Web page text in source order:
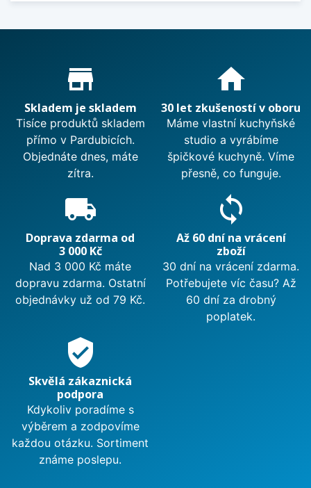
Proč nakupovat u nás?
store_mall_directory
Skladem je skladem
Tisíce produktů skladem
přímo v Pardubicích.
Objednáte dnes, máte
zítra.
home
30 let zkušeností v oboru
Máme vlastní kuchyňské
studio a vyrábíme
špičkové kuchyně. Víme
přesně, co funguje.
local_shipping
Doprava zdarma od
3 000 Kč
Nad 3 000 Kč máte
dopravu zdarma. Ostatní
objednávky už od 79 Kč.
sync
Až 60 dní na vrácení
zboží
30 dní na vrácení zdarma.
Potřebujete víc času? Až
60 dní za drobný
poplatek.
verified_user
Skvělá zákaznická
podpora
Kdykoliv poradíme s
výběrem a zodpovíme
každou otázku. Sortiment
známe poslepu.